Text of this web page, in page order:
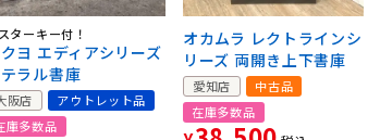
ターキー付！
ヨ エディアシリーズ
ラル書庫
阪店
アウトレット品
庫多数品
オカムラ レクトラインシ
リーズ 両開き上下書庫
愛知店
中古品
在庫多数品